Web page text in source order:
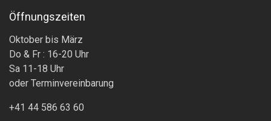
Öffnungszeiten
Oktober bis März
Do & Fr : 16-20 Uhr
Sa 11-18 Uhr
oder Terminvereinbarung
+41 44 586 63 60